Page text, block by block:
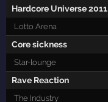
Hardcore Universe 2011
Lotto Arena
Core sickness
Star-lounge
Rave Reaction
The Industry